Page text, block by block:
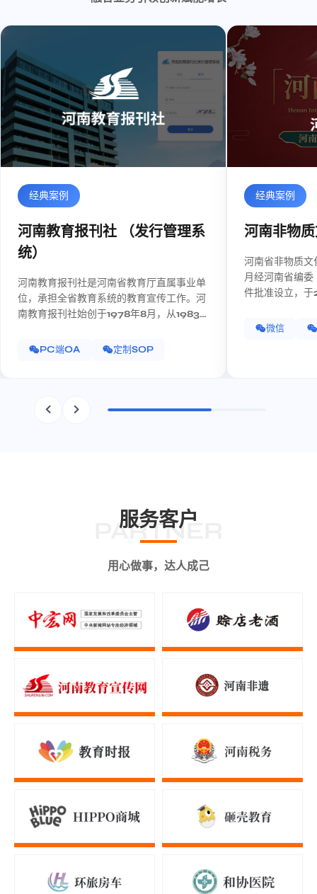
经典案例
河南教育报刊社 （发行管理系
统）
河南教育报刊社是河南省教育厅直属事业单
位，承担全省教育系统的教育宣传工作。河
南教育报刊社始创于1978年8月，从1983
单位企业化管理，是集新闻采访、报刊编
PC端OA 定制SOP
经典案例
河南非物
河南省非物质文
月经河南省编
件批准设立，于
遗产保护的专
微信
服务客户
用心做事，达人成己
PARTNER